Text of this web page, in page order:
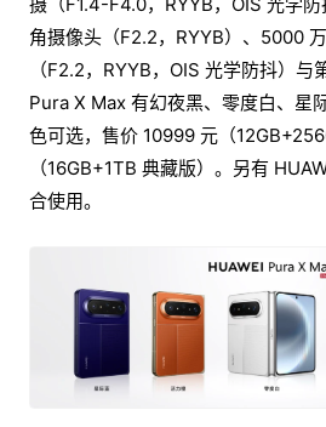
角摄像头（F2.2，RYYB）、5000
（F2.2，RYYB，OIS 光学防抖）与
Pura X Max 有幻夜黑、零度白、星
色可选，售价 10999 元（
（16GB+1TB 典藏版）。另有
合使用。